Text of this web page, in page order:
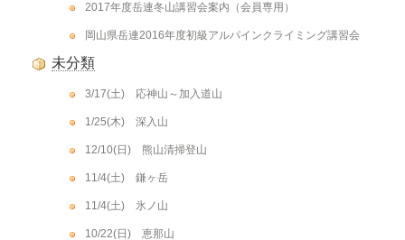
2017年度岳連冬山講習会案内（会員専用）
岡山県岳連2016年度初級アルパインクライミング講習会
未分類
3/17(土) 応神山～加入道山
1/25(木) 深入山
12/10(日) 熊山清掃登山
11/4(土) 鎌ヶ岳
11/4(土) 氷ノ山
10/22(日) 恵那山